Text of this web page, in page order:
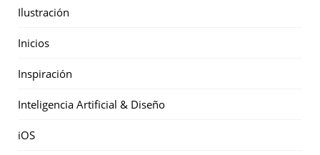
Ilustración
Inicios
Inspiración
Inteligencia Artificial & Diseño
iOS